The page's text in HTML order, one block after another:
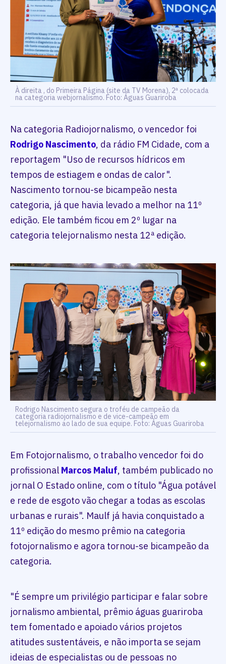
À direita , do Primeira Página (site da TV Morena), 2ª colocada
na categoria webjornalismo. Foto: Águas Guariroba
Na categoria Radiojornalismo, o vencedor foi
Rodrigo Nascimento, da rádio FM Cidade, com a
reportagem "Uso de recursos hídricos em
tempos de estiagem e ondas de calor".
Nascimento tornou-se bicampeão nesta
categoria, já que havia levado a melhor na 11º
edição. Ele também ficou em 2º lugar na
categoria telejornalismo nesta 12ª edição.
Rodrigo Nascimento segura o troféu de campeão da
categoria radiojornalismo e de vice-campeão em
telejornalismo ao lado de sua equipe. Foto: Águas Guariroba
Em Fotojornalismo, o trabalho vencedor foi do
profissional Marcos Maluf, também publicado no
jornal O Estado online, com o título "Água potável
e rede de esgoto vão chegar a todas as escolas
urbanas e rurais". Maulf já havia conquistado a
11º edição do mesmo prêmio na categoria
fotojornalismo e agora tornou-se bicampeão da
categoria.
"É sempre um privilégio participar e falar sobre
jornalismo ambiental, prêmio águas guariroba
tem fomentado e apoiado vários projetos
atitudes sustentáveis, e não importa se sejam
ideias de especialistas ou de pessoas no